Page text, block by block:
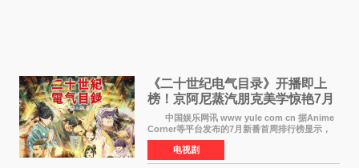
《二十世纪电气目录》开播即上
榜！京阿尼蒸汽朋克美学惊艳7月
新番季
中国娱乐网讯 www yule com cn 据Anime
Corner等平台发布的7月新番首周排行榜显示，
由京都动画制作的《二十世纪电气目录》在多个
榜单中表现亮眼，位列AniLab全球TOP10第十
名。该剧改编自结
电视剧